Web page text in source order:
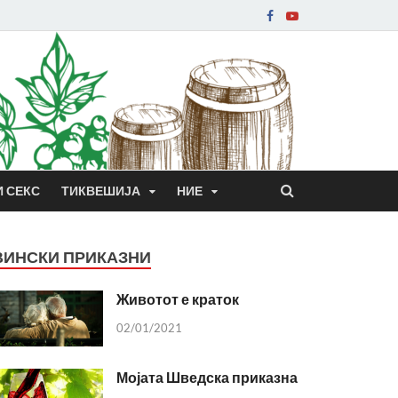
СЕКС ТИКВЕШИЈА НИЕ
ПРИКАЗНИ
Животот е краток
02/01/2021
Мојата Шведска приказна